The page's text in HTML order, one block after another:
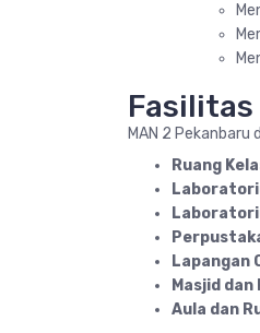
MAN 2
Ruang
Lapangan
Masjid dan
Aula dan